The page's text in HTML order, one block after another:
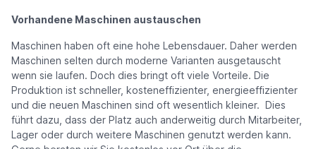
Vorhandene Maschinen austauschen
Maschinen haben oft eine hohe Lebensdauer. Daher werden
Maschinen selten durch moderne Varianten ausgetauscht
wenn sie laufen. Doch dies bringt oft viele Vorteile. Die
Produktion ist schneller, kosteneffizienter, energieeffizienter
und die neuen Maschinen sind oft wesentlich kleiner. Dies
führt dazu, dass der Platz auch anderweitig durch Mitarbeiter,
Lager oder durch weitere Maschinen genutzt werden kann.